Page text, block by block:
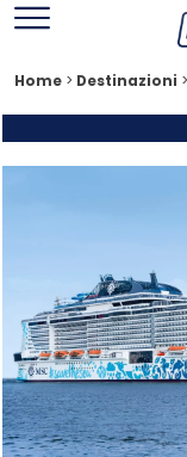
Home > Destinazioni >